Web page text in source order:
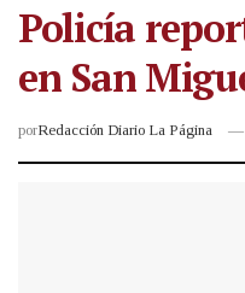
Policía
en San
porRedacción Diario La Página